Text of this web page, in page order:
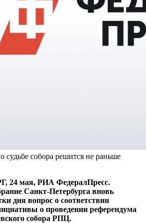
судьбе собора решится не раньше
мая, РИА ФедералПресс.
Санкт-Петербурга вновь
дня вопрос о соответствии
о проведении референдума
собора РПЦ.